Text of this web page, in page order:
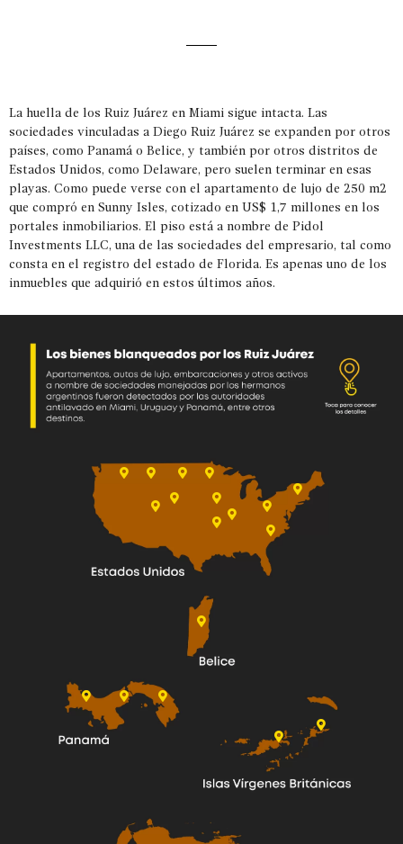
La huella de los Ruiz Juárez en Miami sigue intacta. Las
sociedades vinculadas a Diego Ruiz Juárez se expanden por otros
países, como Panamá o Belice, y también por otros distritos de
Estados Unidos, como Delaware, pero suelen terminar en esas
playas. Como puede verse con el apartamento de lujo de 250 m2
que compró en Sunny Isles, cotizado en US$ 1,7 millones en los
portales inmobiliarios. El piso está a nombre de Pidol
Investments LLC, una de las sociedades del empresario, tal como
consta en el registro del estado de Florida. Es apenas uno de los
inmuebles que adquirió en estos últimos años.